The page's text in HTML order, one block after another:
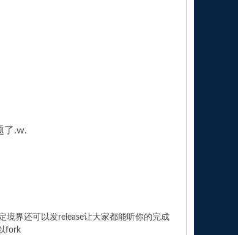
了.w.
界还可以发release让大家都能听你的完成
fork